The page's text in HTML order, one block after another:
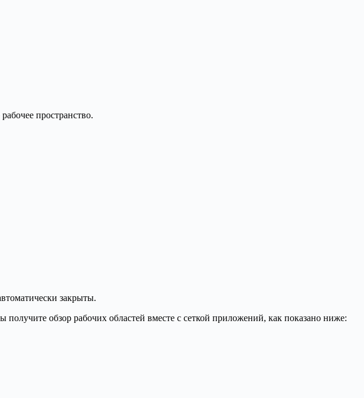
пространство.
закрыты.
обзор рабочих областей вместе с сеткой приложений, как показано ниже: